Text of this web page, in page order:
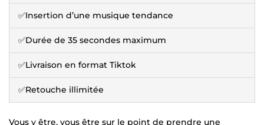
✅Insertion d’une musique tendance
✅Durée de 35 secondes maximum
✅Livraison en format Tiktok
✅Retouche illimitée
Vous y être, vous être sur le point de prendre une